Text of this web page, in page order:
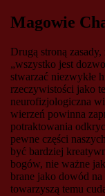
Magowie
Drugą stroną
„wszystko jest
stwarzać niezwykłe
rzeczywistości jako
neurofizjologiczna
wierzeń powinna
potraktowania
pewne części
być bardziej
bogów, nie ważne
brane jako dowód na
towarzyszą temu